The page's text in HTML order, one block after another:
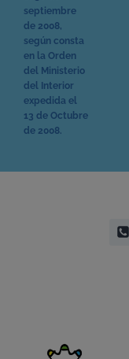
septiembre
de 2008,
según consta
en la Orden
del Ministerio
del Interior
expedida el
13 de Octubre
de 2008.